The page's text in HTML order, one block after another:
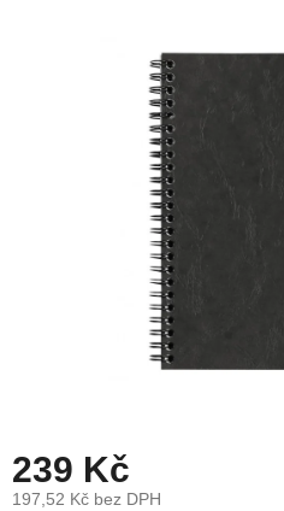
Novinky
239 Kč
197,52 Kč bez DPH